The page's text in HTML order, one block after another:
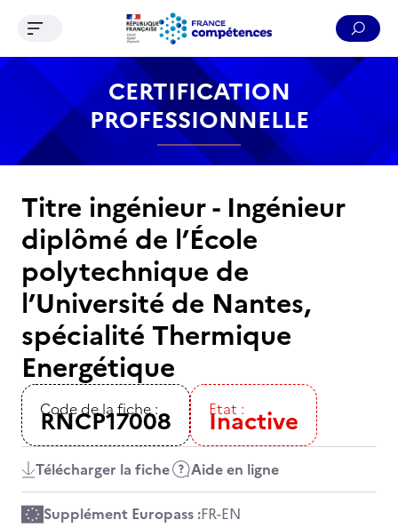
Contenu Recherche Menu Pied de page
Ouvrir le menu de navigation
CERTIFICATION
PROFESSIONNELLE
Titre ingénieur - Ingénieur
diplômé de l’École
polytechnique de
l’Université de Nantes,
spécialité Thermique
Energétique
Code de la fiche :
RNCP17008 Etat :
Inactive
Télécharger la fiche Aide en ligne
Supplément Europass :FR-EN